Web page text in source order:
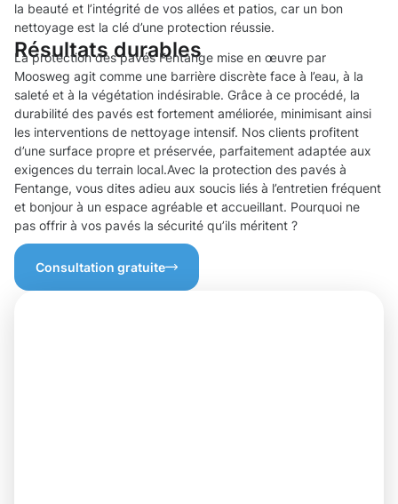
la beauté et l’intégrité de vos allées et patios, car un bon
nettoyage est la clé d’une protection réussie.
Résultats durables
La protection des pavés Fentange mise en œuvre par
Moosweg agit comme une barrière discrète face à l’eau, à la
saleté et à la végétation indésirable. Grâce à ce procédé, la
durabilité des pavés est fortement améliorée, minimisant ainsi
les interventions de nettoyage intensif. Nos clients profitent
d’une surface propre et préservée, parfaitement adaptée aux
exigences du terrain local.Avec la protection des pavés à
Fentange, vous dites adieu aux soucis liés à l’entretien fréquent
et bonjour à un espace agréable et accueillant. Pourquoi ne
pas offrir à vos pavés la sécurité qu’ils méritent ?
Consultation gratuite